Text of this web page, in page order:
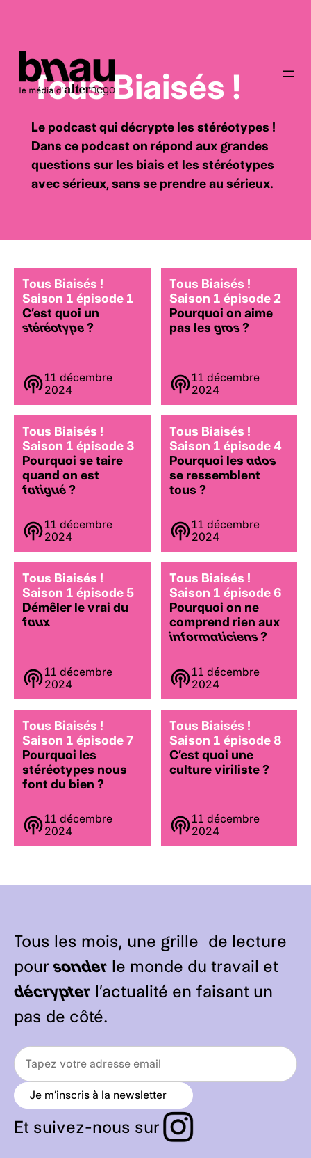
Tous Biaisés !
Le podcast qui décrypte les stéréotypes !
Dans ce podcast on répond aux grandes
questions sur les biais et les stéréotypes
avec sérieux, sans se prendre au sérieux.
Tous Biaisés !
Saison 1 épisode 1
C’est quoi un
stéréotype?
11 décembre
2024
Tous Biaisés !
Saison 1 épisode 2
Pourquoi on aime
pas les gros?
11 décembre
2024
Tous Biaisés !
Saison 1 épisode 3
Pourquoi se taire
quand on est
fatigué?
11 décembre
2024
Tous Biaisés !
Saison 1 épisode 4
Pourquoi les ados
se ressemblent
tous ?
11 décembre
2024
Tous Biaisés !
Saison 1 épisode 5
Démêler le vrai du
faux
11 décembre
2024
Tous Biaisés !
Saison 1 épisode 6
Pourquoi on ne
comprend rien aux
informaticiens?
11 décembre
2024
Tous Biaisés !
Saison 1 épisode 7
Pourquoi les
stéréotypes nous
font du bien ?
11 décembre
2024
Tous Biaisés !
Saison 1 épisode 8
C’est quoi une
culture viriliste ?
11 décembre
2024
Tous les mois, une grille de lecture
pour sonder le monde du travail et
décrypter l’actualité en faisant un
pas de côté.
Je m’inscris à la newsletter
r
r
o
w
Et suivez-nous sur